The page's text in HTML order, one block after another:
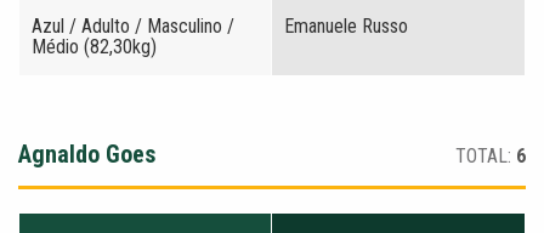
Azul / Adulto / Masculino /
Médio (82,30kg)
Emanuele Russo
Agnaldo Goes TOTAL: 6